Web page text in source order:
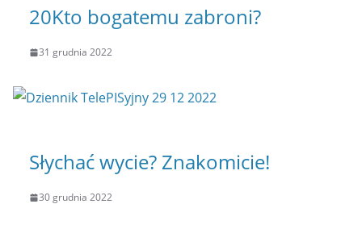
20Kto bogatemu zabroni?
31 grudnia 2022
Słychać wycie? Znakomicie!
30 grudnia 2022